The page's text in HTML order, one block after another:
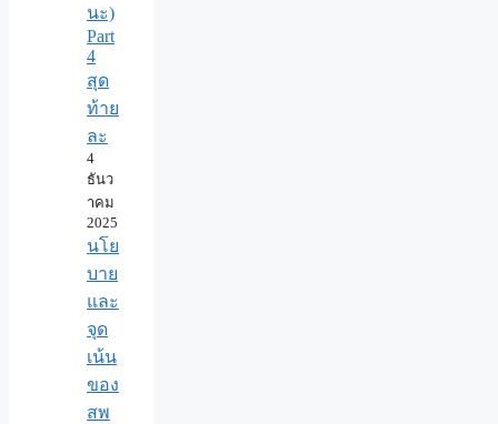
นะ)
Part
4
สุด
ท้าย
ละ
4
ธันว
าคม
2025
นโย
บาย
และ
จุด
เน้น
ของ
สพ